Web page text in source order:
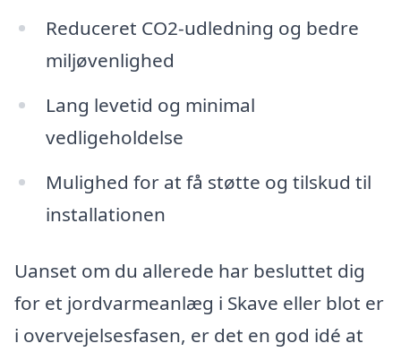
Reduceret CO2-udledning og bedre
miljøvenlighed
Lang levetid og minimal
vedligeholdelse
Mulighed for at få støtte og tilskud til
installationen
Uanset om du allerede har besluttet dig
for et jordvarmeanlæg i Skave eller blot er
i overvejelsesfasen, er det en god idé at